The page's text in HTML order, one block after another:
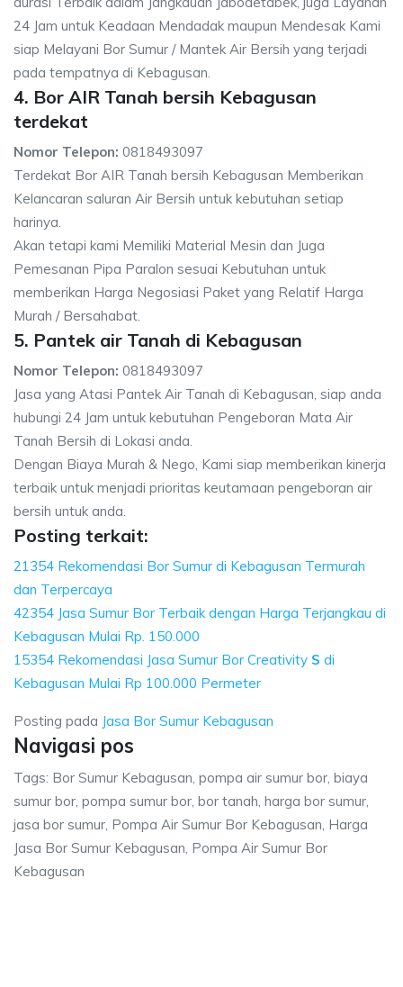
24 Jam untuk Keadaan Mendadak maupun Mendesak Kami
siap Melayani Bor Sumur / Mantek Air Bersih yang terjadi
pada tempatnya di Kebagusan.
4. Bor AIR Tanah bersih Kebagusan
terdekat
Nomor Telepon: 0818493097
Terdekat Bor AIR Tanah bersih Kebagusan Memberikan
Kelancaran saluran Air Bersih untuk kebutuhan setiap
harinya.
Akan tetapi kami Memiliki Material Mesin dan Juga
Pemesanan Pipa Paralon sesuai Kebutuhan untuk
memberikan Harga Negosiasi Paket yang Relatif Harga
Murah / Bersahabat.
5. Pantek air Tanah di Kebagusan
Nomor Telepon: 0818493097
Jasa yang Atasi Pantek Air Tanah di Kebagusan, siap anda
hubungi 24 Jam untuk kebutuhan Pengeboran Mata Air
Tanah Bersih di Lokasi anda.
Dengan Biaya Murah & Nego, Kami siap memberikan kinerja
terbaik untuk menjadi prioritas keutamaan pengeboran air
bersih untuk anda.
Posting terkait:
21354 Rekomendasi Bor Sumur di Kebagusan Termurah
dan Terpercaya
42354 Jasa Sumur Bor Terbaik dengan Harga Terjangkau di
Kebagusan Mulai Rp. 150.000
15354 Rekomendasi Jasa Sumur Bor Creativity S di
Kebagusan Mulai Rp 100.000 Permeter
Posting pada Jasa Bor Sumur Kebagusan
Navigasi pos
Tags: Bor Sumur Kebagusan, pompa air sumur bor, biaya
sumur bor, pompa sumur bor, bor tanah, harga bor sumur,
jasa bor sumur, Pompa Air Sumur Bor Kebagusan, Harga
Jasa Bor Sumur Kebagusan, Pompa Air Sumur Bor
Kebagusan